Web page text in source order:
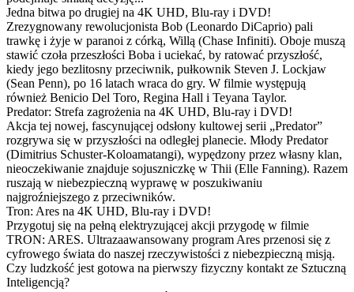
Jedna bitwa po drugiej na 4K UHD, Blu-ray i DVD!
Zrezygnowany rewolucjonista Bob (Leonardo DiCaprio) pali
trawkę i żyje w paranoi z córką, Willą (Chase Infiniti). Oboje muszą
stawić czoła przeszłości Boba i uciekać, by ratować przyszłość,
kiedy jego bezlitosny przeciwnik, pułkownik Steven J. Lockjaw
(Sean Penn), po 16 latach wraca do gry. W filmie występują
również Benicio Del Toro, Regina Hall i Teyana Taylor.
Predator: Strefa zagrożenia na 4K UHD, Blu-ray i DVD!
Akcja tej nowej, fascynującej odsłony kultowej serii „Predator”
rozgrywa się w przyszłości na odległej planecie. Młody Predator
(Dimitrius Schuster-Koloamatangi), wypędzony przez własny klan,
nieoczekiwanie znajduje sojuszniczkę w Thii (Elle Fanning). Razem
ruszają w niebezpieczną wyprawę w poszukiwaniu
najgroźniejszego z przeciwników.
Tron: Ares na 4K UHD, Blu-ray i DVD!
Przygotuj się na pełną elektryzującej akcji przygodę w filmie
TRON: ARES. Ultrazaawansowany program Ares przenosi się z
cyfrowego świata do naszej rzeczywistości z niebezpieczną misją.
Czy ludzkość jest gotowa na pierwszy fizyczny kontakt ze Sztuczną
Inteligencją?